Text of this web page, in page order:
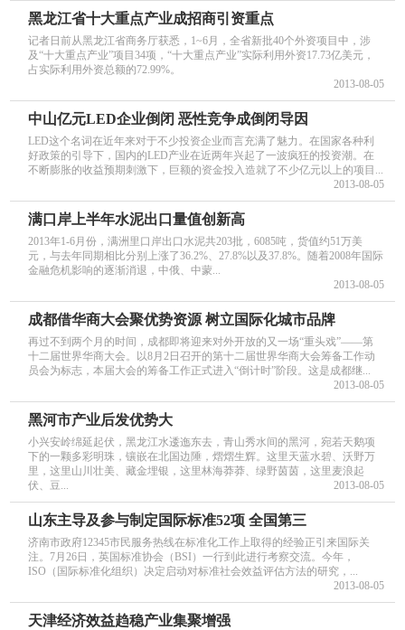
黑龙江省十大重点产业成招商引资重点
记者日前从黑龙江省商务厅获悉，1~6月，全省新批40个外资项目中，涉
及“十大重点产业”项目34项，“十大重点产业”实际利用外资17.73亿美元，
占实际利用外资总额的72.99%。
2013-08-05
中山亿元LED企业倒闭 恶性竞争成倒闭导因
LED这个名词在近年来对于不少投资企业而言充满了魅力。在国家各种利
好政策的引导下，国内的LED产业在近两年兴起了一波疯狂的投资潮。在
不断膨胀的收益预期刺激下，巨额的资金投入造就了不少亿元以上的项目...
2013-08-05
满口岸上半年水泥出口量值创新高
2013年1-6月份，满洲里口岸出口水泥共203批，6085吨，货值约51万美
元，与去年同期相比分别上涨了36.2%、27.8%以及37.8%。随着2008年国际
金融危机影响的逐渐消退，中俄、中蒙...
2013-08-05
成都借华商大会聚优势资源 树立国际化城市品牌
再过不到两个月的时间，成都即将迎来对外开放的又一场“重头戏”——第
十二届世界华商大会。以8月2日召开的第十二届世界华商大会筹备工作动
员会为标志，本届大会的筹备工作正式进入“倒计时”阶段。这是成都继...
2013-08-05
黑河市产业后发优势大
小兴安岭绵延起伏，黑龙江水逶迤东去，青山秀水间的黑河，宛若天鹅项
下的一颗多彩明珠，镶嵌在北国边陲，熠熠生辉。这里天蓝水碧、沃野万
里，这里山川壮美、藏金埋银，这里林海莽莽、绿野茵茵，这里麦浪起
伏、豆...
2013-08-05
山东主导及参与制定国际标准52项 全国第三
济南市政府12345市民服务热线在标准化工作上取得的经验正引来国际关
注。7月26日，英国标准协会（BSI）一行到此进行考察交流。今年，
ISO（国际标准化组织）决定启动对标准社会效益评估方法的研究，...
2013-08-05
天津经济效益趋稳产业集聚增强